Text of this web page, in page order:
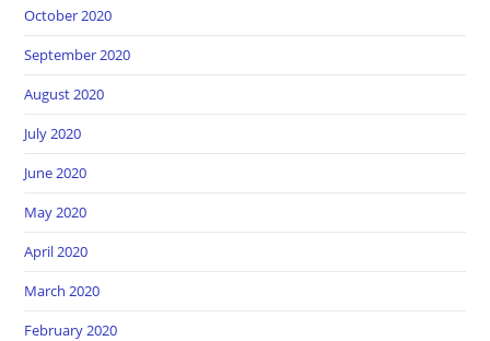
October 2020
September 2020
August 2020
July 2020
June 2020
May 2020
April 2020
March 2020
February 2020